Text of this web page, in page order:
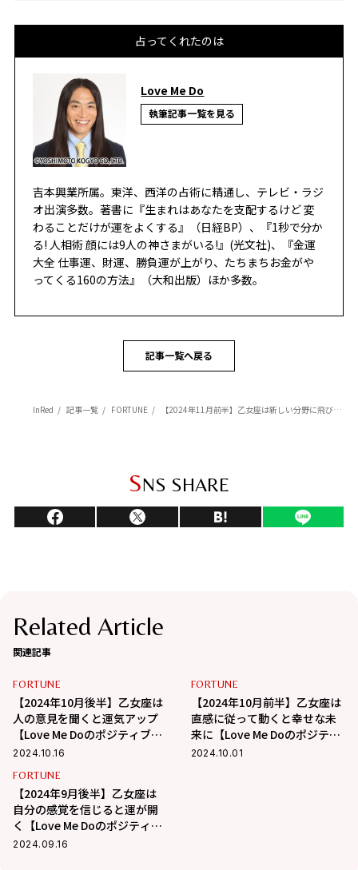
占ってくれたのは
Love Me Do
執筆記事一覧を見る
吉本興業所属。東洋、西洋の占術に精通し、テレビ・ラジ
オ出演多数。著書に『生まれはあなたを支配するけど 変
わることだけが運をよくする』（日経BP）、『1秒で分か
る! 人相術 顔には9人の神さまがいる!』(光文社)、『金運
大全 仕事運、財運、勝負運が上がり、たちまちお金がや
ってくる160の方法』（大和出版）ほか多数。
記事一覧へ戻る
InRed 記事一覧 FORTUNE 【2024年11月前半】乙女座は新しい分野に飛び込むと未来が変わるかも【Love Me Doのポジティブ星占い】
SNS SHARE
Related Article
関連記事
FORTUNE
【2024年10月後半】乙女座は
人の意見を聞くと運気アップ
【Love Me Doのポジティブ星
占い】
2024.10.16
FORTUNE
【2024年10月前半】乙女座は
直感に従って動くと幸せな未
来に【Love Me Doのポジティ
ブ星占い】
2024.10.01
FORTUNE
【2024年9月後半】乙女座は
自分の感覚を信じると運が開
く【Love Me Doのポジティブ
星占い】
2024.09.16